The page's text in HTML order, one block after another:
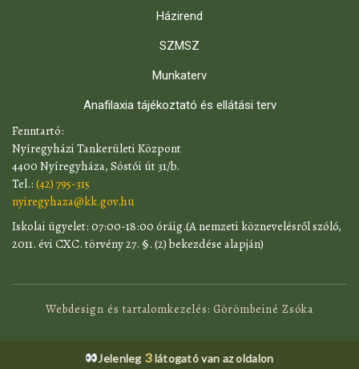
Házirend
SZMSZ
Munkaterv
Anafilaxia tájékoztató és ellátási terv
​Fenntartó:
Nyíregyházi Tankerületi Központ
4400 Nyíregyháza, Sóstói út 31/b.
Tel.: (42) 795-315
nyiregyhaza@kk.gov.hu
​Iskolai ügyelet: 07:00-18:00 óráig.(A nemzeti köznevelésről szóló,
2011. évi CXC. törvény 27. §. (2) bekezdése alapján)
Webdesign és tartalomkezelés: Görömbeiné Zsóka
Jelenleg 3látogató van az oldalon